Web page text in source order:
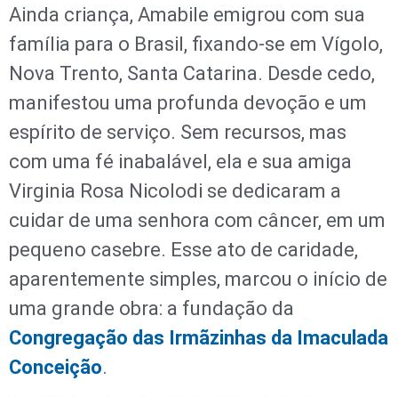
Ainda criança, Amabile emigrou com sua
família para o Brasil, fixando-se em Vígolo,
Nova Trento, Santa Catarina. Desde cedo,
manifestou uma profunda devoção e um
espírito de serviço. Sem recursos, mas
com uma fé inabalável, ela e sua amiga
Virginia Rosa Nicolodi se dedicaram a
cuidar de uma senhora com câncer, em um
pequeno casebre. Esse ato de caridade,
aparentemente simples, marcou o início de
uma grande obra: a fundação da
Congregação das Irmãzinhas da Imaculada
Conceição.